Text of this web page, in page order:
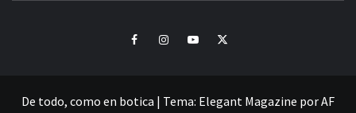
FacebookInstagramYoutubeTwitter
De todo, como en botica | Tema: Elegant Magazine porAF